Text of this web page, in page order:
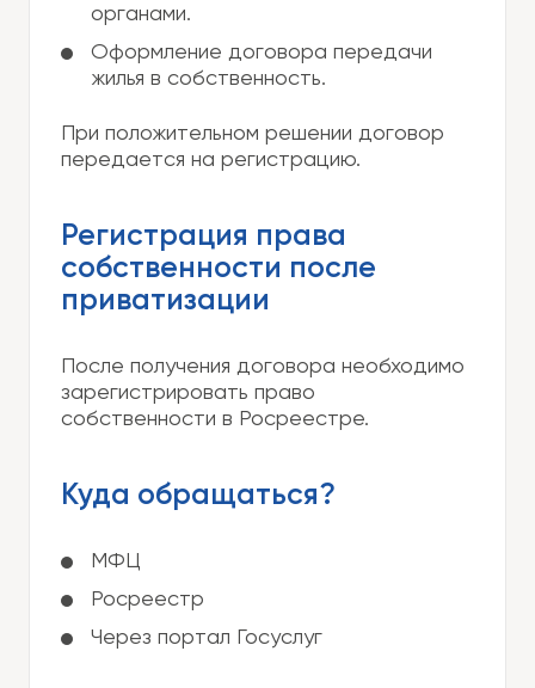
органами.
Оформление договора передачи
жилья в собственность.
При положительном решении договор
передается на регистрацию.
Регистрация права
собственности после
приватизации
После получения договора необходимо
зарегистрировать право
собственности в Росреестре.
Куда обращаться?
МФЦ
Росреестр
Через портал Госуслуг